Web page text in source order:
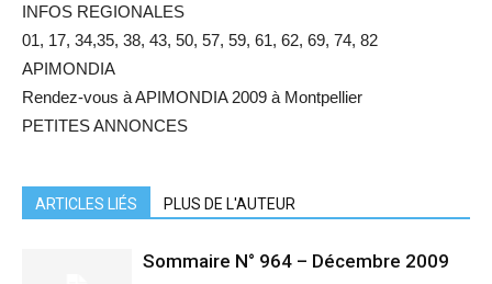
INFOS REGIONALES
01, 17, 34,35, 38, 43, 50, 57, 59, 61, 62, 69, 74, 82
APIMONDIA
Rendez-vous à APIMONDIA 2009 à Montpellier
PETITES ANNONCES
ARTICLES LIÉS PLUS DE L'AUTEUR
Sommaire N° 964 – Décembre 2009